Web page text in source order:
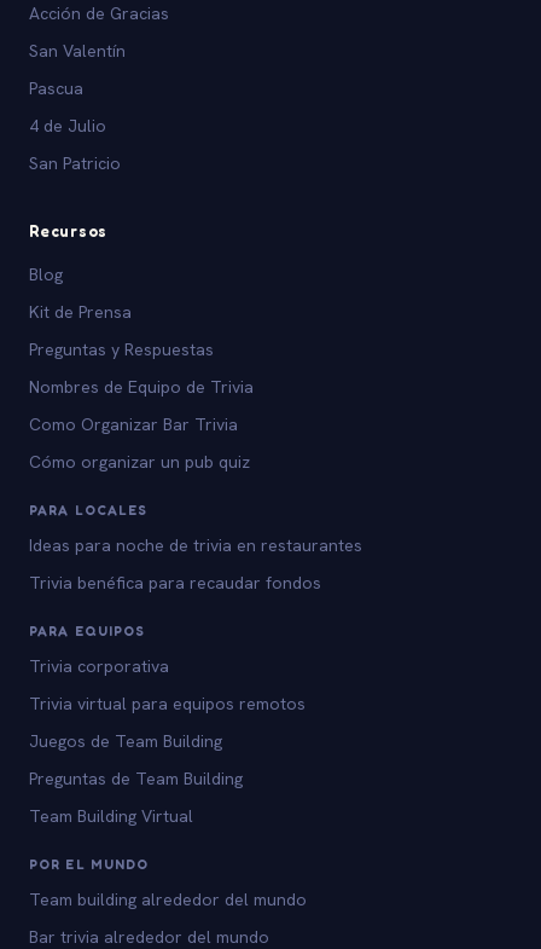
Acción de Gracias
San Valentín
Pascua
4 de Julio
San Patricio
Recursos
Blog
Kit de Prensa
Preguntas y Respuestas
Nombres de Equipo de Trivia
Como Organizar Bar Trivia
Cómo organizar un pub quiz
PARA LOCALES
Ideas para noche de trivia en restaurantes
Trivia benéfica para recaudar fondos
PARA EQUIPOS
Trivia corporativa
Trivia virtual para equipos remotos
Juegos de Team Building
Preguntas de Team Building
Team Building Virtual
POR EL MUNDO
Team building alrededor del mundo
Bar trivia alrededor del mundo